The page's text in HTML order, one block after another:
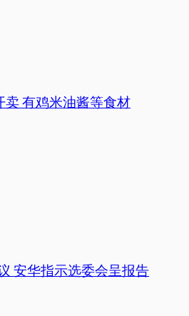
有鸡米油酱等食材
安华指示选委会呈报告